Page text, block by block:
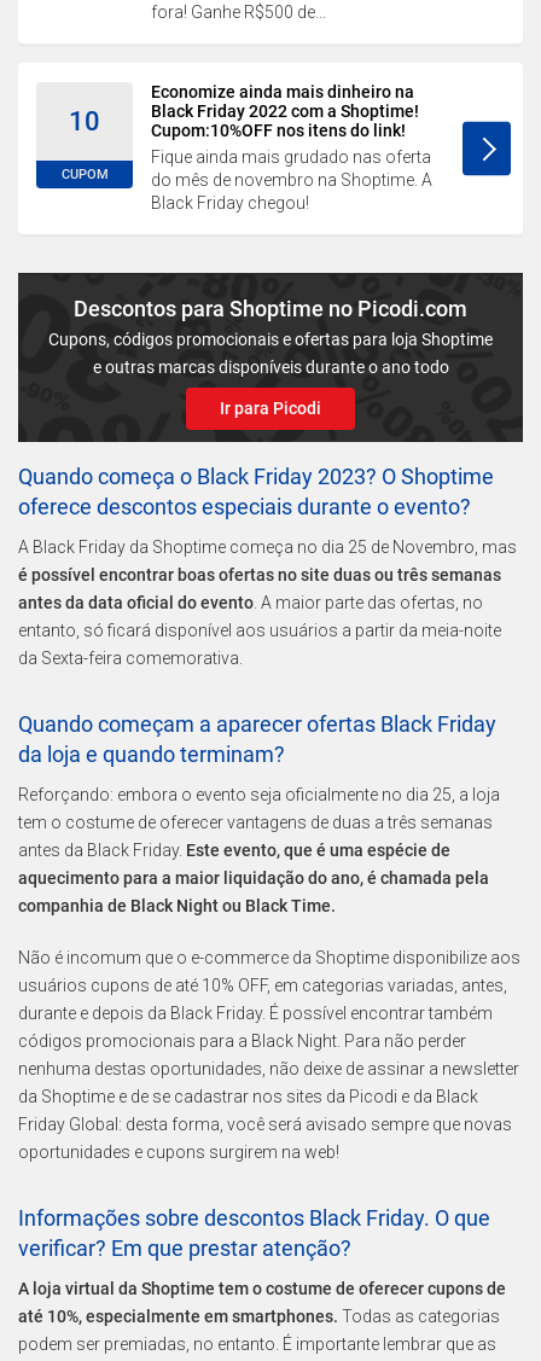
fora! Ganhe R$500 de...
10
CUPOM
Economize ainda mais dinheiro na
Black Friday 2022 com a Shoptime!
Cupom:10%OFF nos itens do link!
Fique ainda mais grudado nas oferta
do mês de novembro na Shoptime. A
Black Friday chegou!
Descontos para Shoptime no Picodi.com
Cupons, códigos promocionais e ofertas para loja Shoptime
e outras marcas disponíveis durante o ano todo
Ir para Picodi
Quando começa o Black Friday 2023? O Shoptime
oferece descontos especiais durante o evento?
A Black Friday da Shoptime começa no dia 25 de Novembro, mas
é possível encontrar boas ofertas no site duas ou três semanas
antes da data oficial do evento . A maior parte das ofertas, no
entanto, só ficará disponível aos usuários a partir da meia-noite
da Sexta-feira comemorativa.
Quando começam a aparecer ofertas Black Friday
da loja e quando terminam?
Reforçando: embora o evento seja oficialmente no dia 25, a loja
tem o costume de oferecer vantagens de duas a três semanas
antes da Black Friday. Este evento, que é uma espécie de
aquecimento para a maior liquidação do ano, é chamada pela
companhia de Black Night ou Black Time.
Não é incomum que o e-commerce da Shoptime disponibilize aos
usuários cupons de até 10% OFF, em categorias variadas, antes,
durante e depois da Black Friday. É possível encontrar também
códigos promocionais para a Black Night. Para não perder
nenhuma destas oportunidades, não deixe de assinar a newsletter
da Shoptime e de se cadastrar nos sites da Picodi e da Black
Friday Global: desta forma, você será avisado sempre que novas
oportunidades e cupons surgirem na web!
Informações sobre descontos Black Friday. O que
verificar? Em que prestar atenção?
A loja virtual da Shoptime tem o costume de oferecer cupons de
até 10%, especialmente em smartphones. Todas as categorias
podem ser premiadas, no entanto. É importante lembrar que as